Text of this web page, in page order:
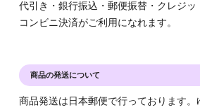
代引き・銀行振込・郵便振替・クレジッ
コンビニ決済がご利用になれます。
商品の発送について
商品発送は日本郵便で行っております